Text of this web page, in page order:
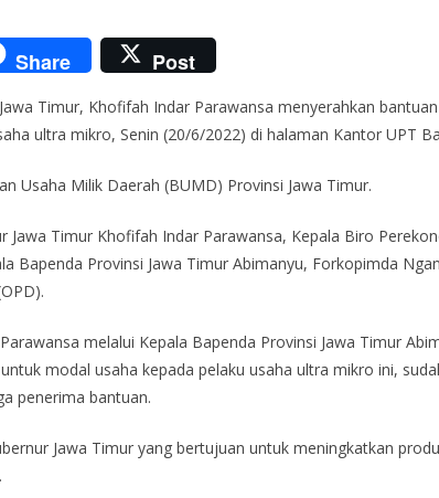
Share Post
Timur, Khofifah Indar Parawansa menyerahkan
ultra mikro, Senin (20/6/2022) di halaman Kantor UPT
Usaha Milik Daerah (BUMD) Provinsi Jawa Timur.
Jawa Timur Khofifah Indar Parawansa, Kepala Biro
Bapenda Provinsi Jawa Timur Abimanyu, Forkopimda
melalui Kepala Bapenda Provinsi Jawa Timur
modal usaha kepada pelaku usaha ultra mikro ini,
penerima bantuan.
Jawa Timur yang bertujuan untuk meningkatkan